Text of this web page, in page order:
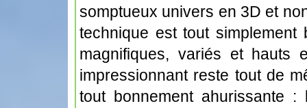
somptueux univers en 3D et
technique est tout
magnifiques, variés et hauts
impressionnant reste tout de
tout bonnement ahurissante